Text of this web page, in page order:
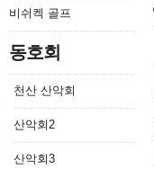
비쉬켁 골프
동호회
천산 산악회
산악회2
산악회3